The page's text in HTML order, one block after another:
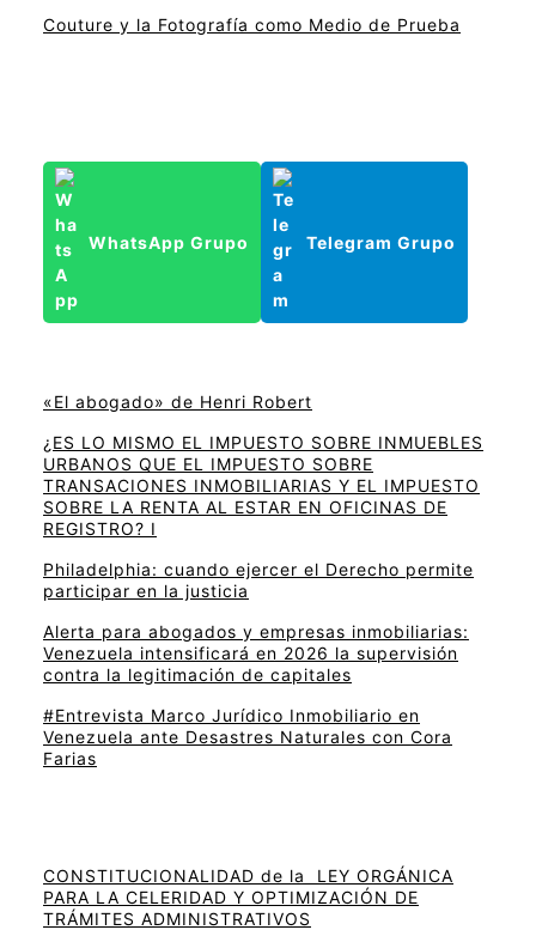
Couture y la Fotografía como Medio de Prueba
WhatsApp Grupo Telegram Grupo
«El abogado» de Henri Robert
¿ES LO MISMO EL IMPUESTO SOBRE INMUEBLES
URBANOS QUE EL IMPUESTO SOBRE
TRANSACIONES INMOBILIARIAS Y EL IMPUESTO
SOBRE LA RENTA AL ESTAR EN OFICINAS DE
REGISTRO? I
Philadelphia: cuando ejercer el Derecho permite
participar en la justicia
Alerta para abogados y empresas inmobiliarias:
Venezuela intensificará en 2026 la supervisión
contra la legitimación de capitales
#Entrevista Marco Jurídico Inmobiliario en
Venezuela ante Desastres Naturales con Cora
Farias
CONSTITUCIONALIDAD de la LEY ORGÁNICA
PARA LA CELERIDAD Y OPTIMIZACIÓN DE
TRÁMITES ADMINISTRATIVOS